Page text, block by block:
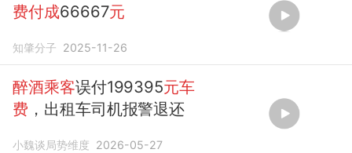
费付成66667元
知肇分子 2025-11-26
醉酒乘客误付199395元车
费 ，出租车司机报警退还
小魏谈局势维度 2026-05-27